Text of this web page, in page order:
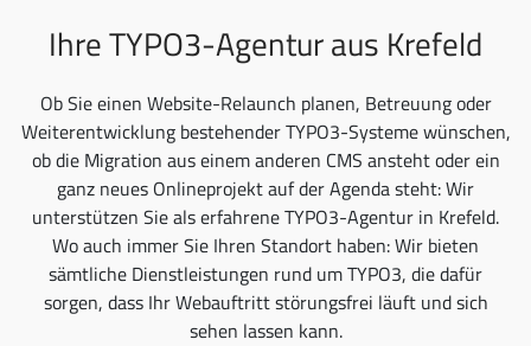
Ihre TYPO3-Agentur aus Krefeld
Ob Sie einen Website-Relaunch planen, Betreuung oder
Weiterentwicklung bestehender TYPO3-Systeme wünschen,
ob die Migration aus einem anderen CMS ansteht oder ein
ganz neues Onlineprojekt auf der Agenda steht: Wir
unterstützen Sie als erfahrene TYPO3-Agentur in Krefeld.
Wo auch immer Sie Ihren Standort haben: Wir bieten
sämtliche Dienstleistungen rund um TYPO3, die dafür
sorgen, dass Ihr Webauftritt störungsfrei läuft und sich
sehen lassen kann.